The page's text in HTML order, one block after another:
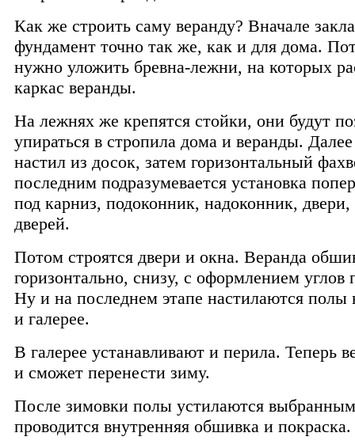
Как же строить саму веранду? Вначале
фундамент точно так же, как и для дома.
нужно уложить бревна-лежни, на которых
каркас веранды.
На лежнях же крепятся стойки, они будут
упираться в стропила дома и веранды. Далее
настил из досок, затем горизонтальный
последним подразумевается установка
под карниз, подоконник, надоконник, двери,
дверей.
Потом строятся двери и окна. Веранда
горизонтально, снизу, с оформлением углов
Ну и на последнем этапе настилаются
и галерее.
В галерее устанавливают и перила. Теперь
и сможет перенести зиму.
После зимовки полы устилаются
проводится внутренняя обшивка и покраска.